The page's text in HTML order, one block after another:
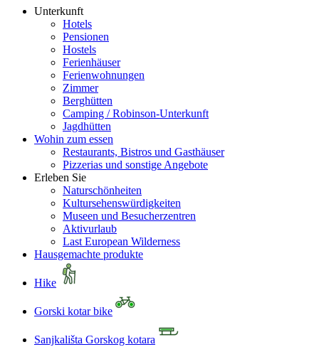
Unterkunft
Hotels
Pensionen
Hostels
Ferienhäuser
Ferienwohnungen
Zimmer
Berghütten
Camping / Robinson-Unterkunft
Jagdhütten
Wohin zum essen
Restaurants, Bistros und Gasthäuser
Pizzerias und sonstige Angebote
Erleben Sie
Naturschönheiten
Kultursehenswürdigkeiten
Museen und Besucherzentren
Aktivurlaub
Last European Wilderness
Hausgemachte produkte
Hike
Gorski kotar bike
Sanjkališta Gorskog kotara